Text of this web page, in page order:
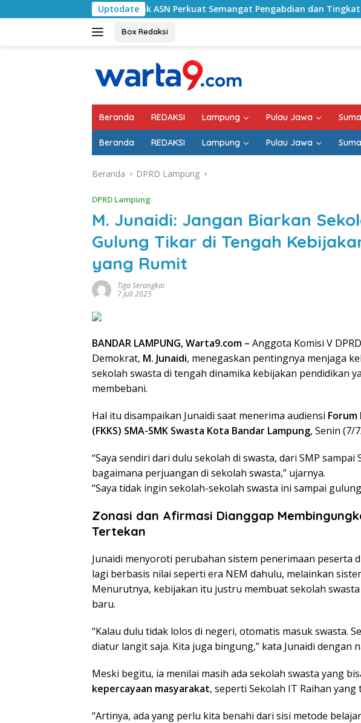
ke
Uptodate
Selatan Ajak ASN Perkuat Semangat Pengabdian dan Tingkatkan Pelayanan
Box Redaksi
Beranda REDAKSI Lampung Pulau Jawa
Beranda REDAKSI Lampung Pulau Jawa
Beranda DPRD Lampung
DPRD Lampung
M. Junaidi: Jangan Biarkan
Gulung Tikar di Tengah
yang Rumit
Tiga Serangkai
7 Juli 2025
BANDAR LAMPUNG, Warta9.com – Anggota Komisi V
Demokrat, M. Junaidi, menegaskan pentingnya menjaga
sekolah swasta di tengah dinamika kebijakan pendidikan
membebani.
Hal itu disampaikan Junaidi saat menerima audiensi Forum
(FKKS) SMA-SMK Swasta Kota Bandar Lampung, Senin (7/
“Saya sendiri dari dulu sekolah di swasta, dari SMP sampai
bagaimana perjuangan di sekolah swasta,” ujarnya.
“Saya tidak ingin sekolah-sekolah swasta ini sampai
Zonasi dan Afirmasi Dianggap
Tertekan
Junaidi menyoroti perubahan sistem penerimaan peserta
lagi berbasis nilai seperti era NEM dahulu, melainkan
Menurutnya, kebijakan itu justru membuat sekolah
baru.
“Kalau dulu tidak lolos di negeri, otomatis masuk swasta.
diatur langit saja. Kita juga bingung,” kata Junaidi dengan
Meski begitu, ia menilai masih ada sekolah swasta yang
kepercayaan masyarakat, seperti Sekolah IT Raihan yang
“Artinya, ada yang perlu kita benahi dari sisi metode